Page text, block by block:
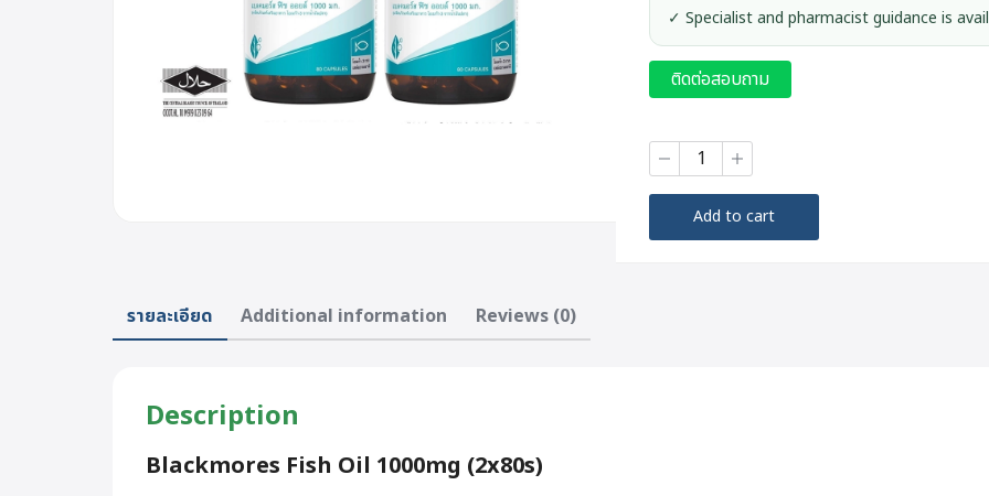
✓ Specialist and pharmacist guidance is
ติดต่อสอบถาม
Blackmores
Fish
Oil
1000mg
(2x80s)
Add to cart
รายละเอียด Additional information Reviews (0)
Description
Blackmores Fish Oil 1000mg (2x80s)